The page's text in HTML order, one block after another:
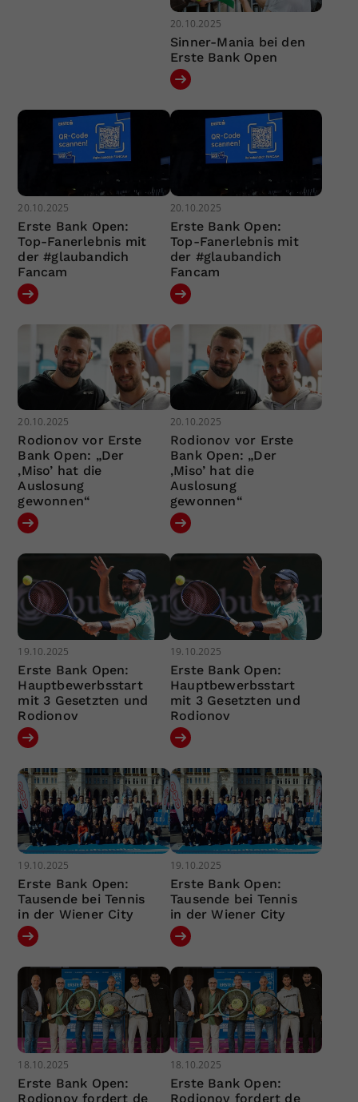
20.10.2025
Sinner-Mania bei den
Erste Bank Open
20.10.2025
Erste Bank Open:
Top-Fanerlebnis mit
der #glaubandich
Fancam
20.10.2025
Erste Bank Open:
Top-Fanerlebnis mit
der #glaubandich
Fancam
20.10.2025
Rodionov vor Erste
Bank Open: „Der
‚Miso’ hat die
Auslosung
gewonnen“
20.10.2025
Rodionov vor Erste
Bank Open: „Der
‚Miso’ hat die
Auslosung
gewonnen“
19.10.2025
Erste Bank Open:
Hauptbewerbsstart
mit 3 Gesetzten und
Rodionov
19.10.2025
Erste Bank Open:
Hauptbewerbsstart
mit 3 Gesetzten und
Rodionov
19.10.2025
Erste Bank Open:
Tausende bei Tennis
in der Wiener City
19.10.2025
Erste Bank Open:
Tausende bei Tennis
in der Wiener City
18.10.2025
Erste Bank Open:
Rodionov fordert de
18.10.2025
Erste Bank Open:
Rodionov fordert de